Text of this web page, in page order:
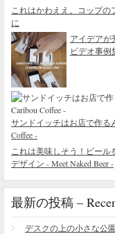
これはかわええ。コップ
に
アイデアが
ビデオ事例
サンドイッチはお店で作る
Coffee -
これは美味しそう！ビー
デザイン - Meet Naked Beer -
最新の投稿 –
デスクの上の小さな公